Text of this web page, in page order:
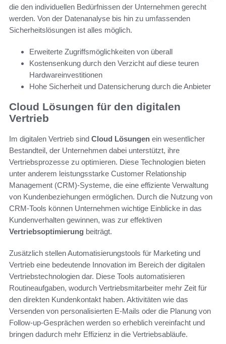
die den individuellen Bedürfnissen der Unternehmen gerecht
werden. Von der Datenanalyse bis hin zu umfassenden
Sicherheitslösungen ist alles möglich.
Erweiterte Zugriffsmöglichkeiten von überall
Kostensenkung durch den Verzicht auf diese teuren
Hardwareinvestitionen
Hohe Sicherheit und Datensicherung durch die Anbieter
Cloud Lösungen für den digitalen
Vertrieb
Im digitalen Vertrieb sind Cloud Lösungen ein wesentlicher
Bestandteil, der Unternehmen dabei unterstützt, ihre
Vertriebsprozesse zu optimieren. Diese Technologien bieten
unter anderem leistungsstarke Customer Relationship
Management (CRM)-Systeme, die eine effiziente Verwaltung
von Kundenbeziehungen ermöglichen. Durch die Nutzung von
CRM-Tools können Unternehmen wichtige Einblicke in das
Kundenverhalten gewinnen, was zur effektiven
Vertriebsoptimierung beiträgt.
Zusätzlich stellen Automatisierungstools für Marketing und
Vertrieb eine bedeutende Innovation im Bereich der digitalen
Vertriebstechnologien dar. Diese Tools automatisieren
Routineaufgaben, wodurch Vertriebsmitarbeiter mehr Zeit für
den direkten Kundenkontakt haben. Aktivitäten wie das
Versenden von personalisierten E-Mails oder die Planung von
Follow-up-Gesprächen werden so erheblich vereinfacht und
bringen dadurch mehr Effizienz in die Vertriebsabläufe.